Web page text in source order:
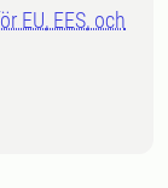
EU, EES, och